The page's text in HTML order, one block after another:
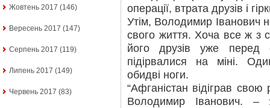
Жовтень 2017 (146)
Вересень 2017 (147)
Серпень 2017 (119)
Липень 2017 (149)
Червень 2017 (83)
операції, втрата друзів і
Утім, Володимир Іванович
свого життя. Хоча все ж з
його друзів уже перед
підірвалися на міні.
обидві ноги.
“Афганістан відіграв
Володимир Іванович. –